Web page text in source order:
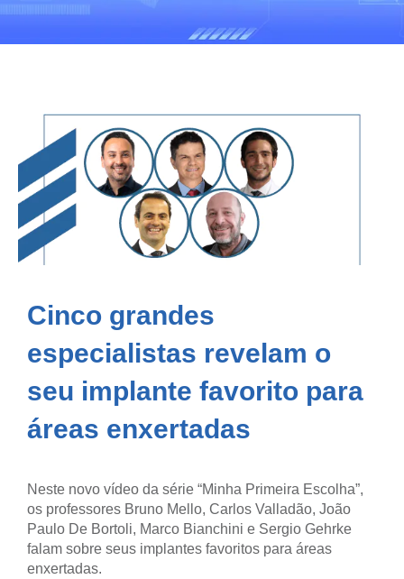
Cinco grandes
especialistas revelam o
seu implante favorito para
áreas enxertadas
Neste novo vídeo da série “Minha Primeira Escolha”,
os professores Bruno Mello, Carlos Valladão, João
Paulo De Bortoli, Marco Bianchini e Sergio Gehrke
falam sobre seus implantes favoritos para áreas
enxertadas.